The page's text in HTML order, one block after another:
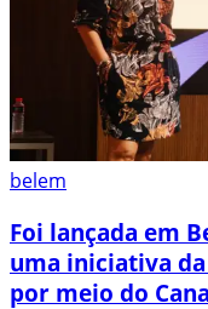
belem
Foi lançada em
uma iniciativa
por meio do